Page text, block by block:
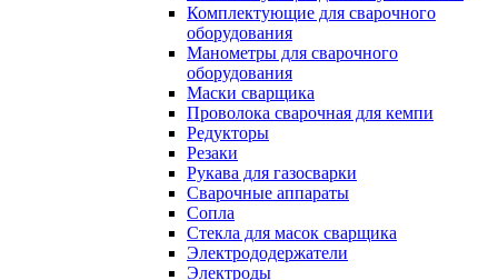
Комплектующие для сварочного
оборудования
Манометры для сварочного
оборудования
Маски сварщика
Проволока сварочная для кемпи
Редукторы
Резаки
Рукава для газосварки
Сварочные аппараты
Сопла
Стекла для масок сварщика
Электрододержатели
Электроды